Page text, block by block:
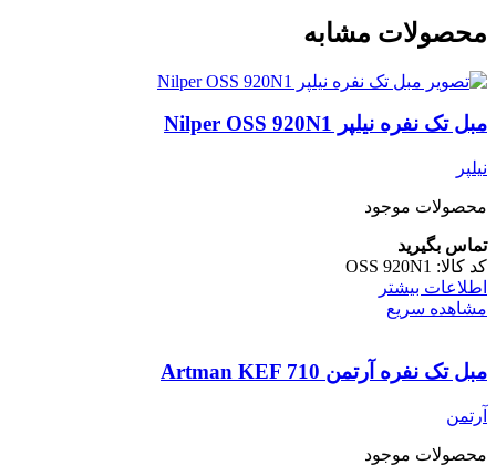
محصولات مشابه
مبل تک نفره نیلپر Nilper OSS 920N1
نیلپر
محصولات موجود
تماس بگیرید
کد کالا: OSS 920N1
اطلاعات بیشتر
مشاهده سریع
مبل تک نفره آرتمن Artman KEF 710
آرتمن
محصولات موجود